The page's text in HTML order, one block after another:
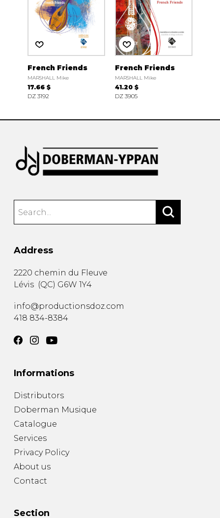
French Friends
MARSHALL Mike
17.66 $
DZ 3192
French Friends
MARSHALL Mike
41.20 $
DZ 3905
Address
2220 chemin du Fleuve
Lévis (QC) G6W 1Y4
info@productionsdoz.com
418 834-8384
Informations
Distributors
Doberman Musique
Catalogue
Services
Privacy Policy
About us
Contact
Section